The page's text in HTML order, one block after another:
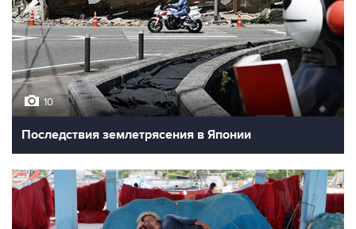
10
Последствия землетрясения в Японии